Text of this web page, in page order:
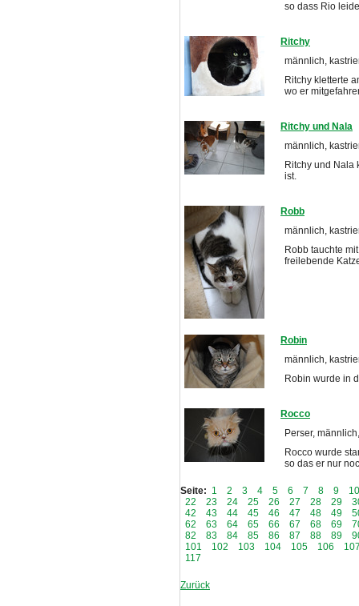
so dass Rio
Ritchy
männlich,
Ritchy kletterte
wo er
Ritchy und Nala
männlich,
Ritchy und Nala
ist.
Robb
männlich,
Robb tauchte
freilebende
Robin
männlich,
Robin wurde in
Rocco
Perser,
Rocco wurde
so das er nur
Seite: 1 2 3 4 5 6 7 8 9
10
22
23 24 25 26 27 28 29
42
43 44 45 46 47 48 49
62
63 64 65 66 67 68 69
82
83 84 85 86 87 88 89
101
102 103 104 105 106
117
Zurück